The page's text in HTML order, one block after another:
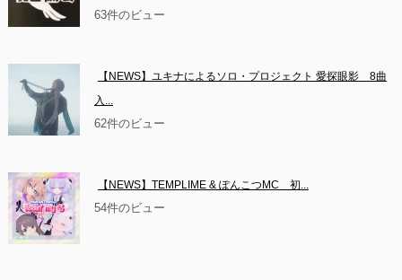
63件のビュー
【NEWS】ユキナによるソロ・プロジェクト 愛探眼影　8曲
入...
62件のビュー
【NEWS】TEMPLIME & ぽんこつMC　初...
54件のビュー